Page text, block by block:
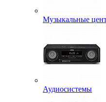
Музыкальные
Аудиосистемы